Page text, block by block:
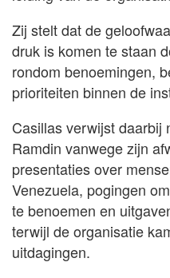
Zij stelt dat de
druk is komen te staan
rondom benoemingen,
prioriteiten binnen de
Casillas verwijst daarbij
Ramdin vanwege zijn
presentaties over
Venezuela, pogingen
te benoemen en
terwijl de organisatie
uitdagingen.